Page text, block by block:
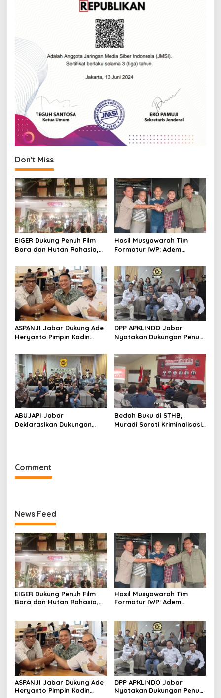
Don't Miss
EIGER Dukung Penuh Film
Bara dan Hutan Rahasia,
Pelajar Menonton
Hasil Musyawarah Tim
Formatur IWP: Adem
IWP DPRD Jabar Periode
2026–2028
ASPANJI Jabar Dukung Ade
Heryanto Pimpin Kadin
2026–2031
DPP APKLINDO Jabar
Nyatakan Dukungan Penuh
Muskot Kadin Kota
Bandung
ABUJAPI Jabar
Deklarasikan Dukungan
Bedah Buku di STHB,
Muradi Soroti Kriminalisasi
Comment
News Feed
EIGER Dukung Penuh Film
Bara dan Hutan Rahasia,
Hasil Musyawarah Tim
Formatur IWP: Adem
2026–2028
ASPANJI Jabar Dukung Ade
Heryanto Pimpin Kadin
DPP APKLINDO Jabar
Nyatakan Dukungan Penuh